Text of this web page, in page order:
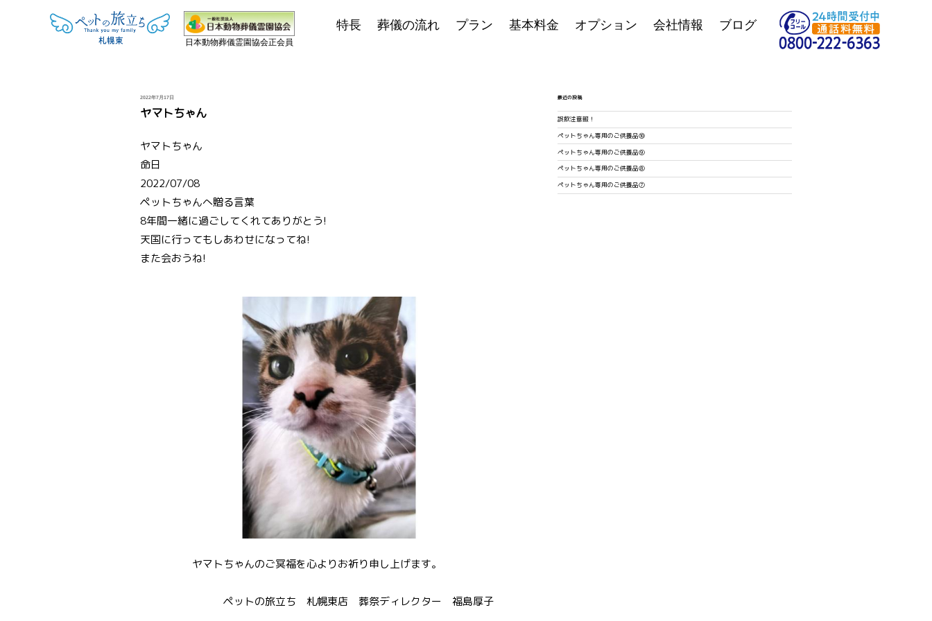
日本動物葬儀霊園協会正会員
特長 葬儀の流れ プラン 基本料金 オプション 会社情報 ブログ
投
日:
2022年7月17日
ヤマトちゃん
ヤマトちゃん
命日
2022/07/08
ペットちゃんへ贈る言葉
8年間一緒に過ごしてくれてありがとう!
天国に行ってもしあわせになってね!
また会おうね!
ヤマトちゃんのご冥福を心よりお祈り申し上げます。
ペットの旅立ち 札幌東店 葬祭ディレクター 福島厚子
最近の投稿
誤飲注意報！
ペットちゃん専用のご供養品⑩
ペットちゃん専用のご供養品⑨
ペットちゃん専用のご供養品⑧
ペットちゃん専用のご供養品⑦